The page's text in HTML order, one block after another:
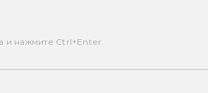
и нажмите Ctrl+Enter.